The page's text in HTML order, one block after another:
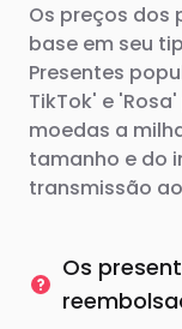
Os preços dos
base em seu
Presentes
TikTok' e
moedas a
tamanho e do
transmissão
Os